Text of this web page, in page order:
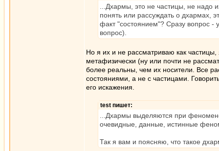
...Дхармы, это не частицы, не надо
понять или рассуждать о дхармах,
факт "состоянием"? Сразу вопрос -
вопрос).
Но я их и не рассматриваю как
метафизически (ну или почти не
более реальны, чем их носители. Все
состояниями, а не с частицами.
его искажения.
test пишет:
...Дхармы выделяются при
очевидные, данные, истинные
Так я вам и поясняю, что такое